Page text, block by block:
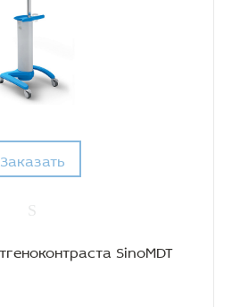
Заказать
SinoMDT